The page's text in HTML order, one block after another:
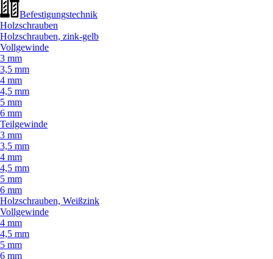
Befestigungstechnik
Holzschrauben
Holzschrauben, zink-gelb
Vollgewinde
3 mm
3,5 mm
4 mm
4,5 mm
5 mm
6 mm
Teilgewinde
3 mm
3,5 mm
4 mm
4,5 mm
5 mm
6 mm
Holzschrauben, Weißzink
Vollgewinde
4 mm
4,5 mm
5 mm
6 mm